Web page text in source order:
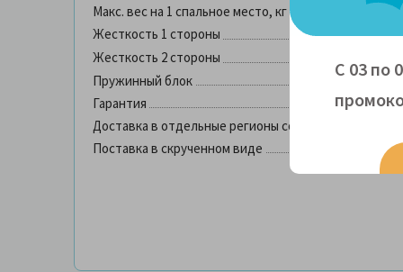
Макс. вес на 1 спальное место, кг
Жесткость 1 стороны
Жесткость 2 стороны
Пружинный блок
Гарантия
Доставка в отдельные регионы со склада в Москве
Поставка в скрученном виде
С 03 по